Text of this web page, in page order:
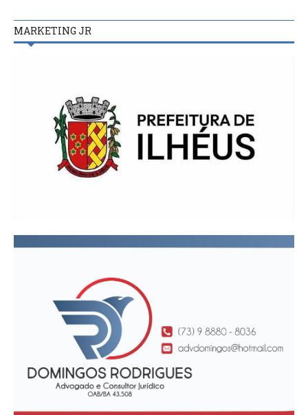
MARKETING JR